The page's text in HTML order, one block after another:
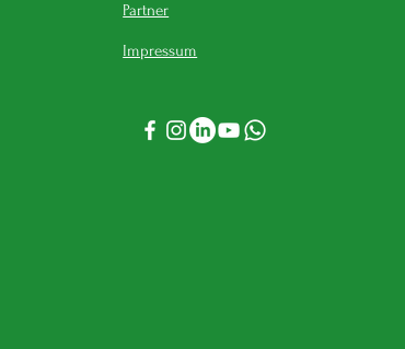
Partner
Impressum